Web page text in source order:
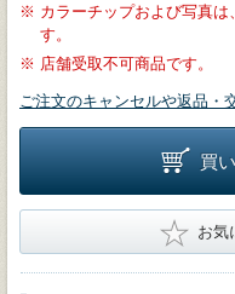
※ カラーチップおよび写真
す。
※ 店舗受取不可商品です。
ご注文のキャンセルや返品・
買
★ お気